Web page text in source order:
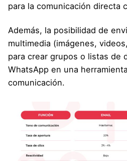
para la comunicación directa
Además, la posibilidad de
multimedia (imágenes,
para crear grupos o listas de
WhatsApp en una
comunicación.